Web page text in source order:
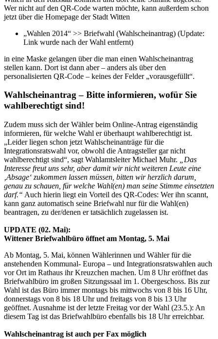
Wer nicht auf den QR-Code warten möchte, kann außerdem schon
jetzt über die Homepage der Stadt Witten
„Wahlen 2014“ >> Briefwahl (Wahlscheinantrag) (Update:
Link wurde nach der Wahl entfernt)
in eine Maske gelangen über die man einen Wahlscheinantrag
stellen kann. Dort ist dann aber – anders als über den
personalisierten QR-Code – keines der Felder „vorausgefüllt“.
Wahlscheinantrag – Bitte informieren, wofür Sie
wahlberechtigt sind!
Zudem muss sich der Wähler beim Online-Antrag eigenständig
informieren, für welche Wahl er überhaupt wahlberechtigt ist.
„Leider liegen schon jetzt Wahlscheinanträge für die
Integrationsratswahl vor, obwohl die Antragsteller gar nicht
wahlberechtigt sind“, sagt Wahlamtsleiter Michael Muhr.
„Das
Interesse freut uns sehr, aber damit wir nicht weiteren Leute eine
‚Absage‘ zukommen lassen müssen, bitten wir herzlich darum,
genau zu schauen, für welche Wahl(en) man seine Stimme einsetzten
darf.“ Auch hierin liegt ein Vorteil des QR-Codes: Wer ihn scannt,
kann ganz automatisch seine Briefwahl nur für die Wahl(en)
beantragen, zu der/denen er tatsächlich zugelassen ist.
UPDATE (02. Mai):
Wittener Briefwahlbüro öffnet am Montag, 5. Mai
Ab Montag, 5. Mai, können Wählerinnen und Wähler für die
anstehenden Kommunal- Europa – und Integrationsratswahlen auch
vor Ort im Rathaus ihr Kreuzchen machen. Um 8 Uhr eröffnet das
Briefwahlbüro im großen Sitzungssaal im 1. Obergeschoss. Bis zur
Wahl ist das Büro immer montags bis mittwochs von 8 bis 16 Uhr,
donnerstags von 8 bis 18 Uhr und freitags von 8 bis 13 Uhr
geöffnet. Ausnahme ist der letzte Freitag vor der Wahl (23.5.): An
diesem Tag ist das Briefwahlbüro ebenfalls bis 18 Uhr erreichbar.
Wahlscheinantrag ist auch per Fax möglich